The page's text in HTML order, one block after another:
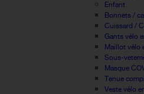
Enfant
Bonnets /
Cuissard /
Gants vélo
Maillot vélo
Sous-
Masque
Tenue
Veste vélo